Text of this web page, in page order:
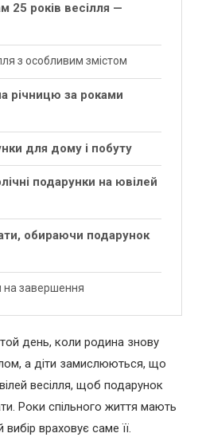
25 років весілля —
з особливим змістом
річницю за роками
для дому і побуту
подарунки на ювілей
обираючи подарунок
на завершення
день, коли родина знову
а діти замислюються, що
весілля, щоб подарунок
Роки спільного життя мають
враховує саме її.